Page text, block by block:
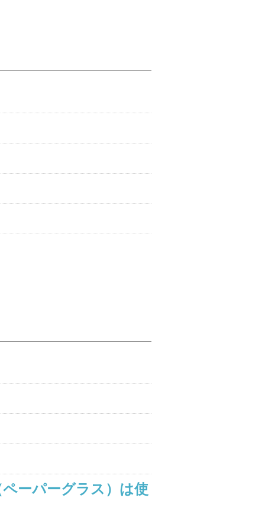
ーパーグラス）は使